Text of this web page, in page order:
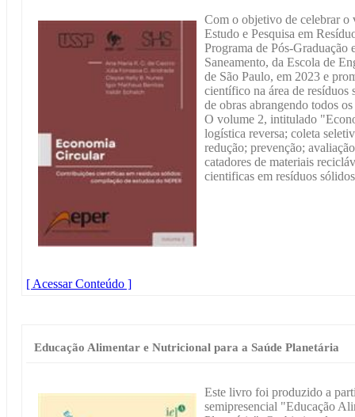
Com o objetivo de celebrar
Estudo e Pesquisa em
Programa de Pós-
Saneamento, da Escola de
de São Paulo, em 2023 e
científico na área de resíduos
de obras abrangendo todos
O volume 2, intitulado
logística reversa; coleta
redução; prevenção;
catadores de materiais
cientificas em resíduos
[ Acessar Conteúdo ]
Educação Alimentar e Nutricional para a Saúde Planetária
Este livro foi produzido a
semipresencial "Educação